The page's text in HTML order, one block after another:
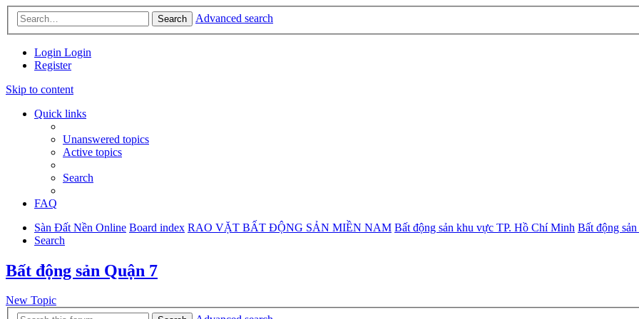
Search Advanced search
Login Login
Register
Skip to content
Quick links
Unanswered topics
Active topics
Search
FAQ
Sàn Đất Nền Online Board index RAO VẶT BẤT ĐỘNG SẢN MIỀN NAM Bất động sản khu vực TP. Hồ Chí Minh Bất động
Search
Bất động sản Quận 7
New Topic